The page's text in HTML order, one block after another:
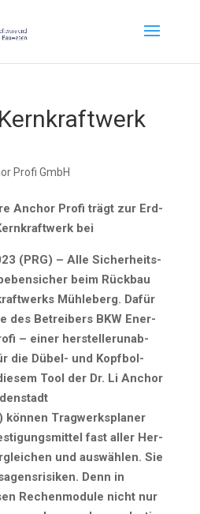
Profi GmbH
Anchor Pro­fi trägt zur Erd­
bei
(PRG) – Alle Sicher­heits­
beim Rück­bau
Müh­le­berg. Dafür
des Betrei­bers BKW Ener­
– einer her­stel­ler­un­ab­
die Dübel- und Kopf­bol­
Tool der Dr. Li Anchor
kön­nen Trag­werks­pla­ner
fast aller Her­
und aus­wäh­len. Sie
Denn in
Rechen­mo­du­le nicht nur